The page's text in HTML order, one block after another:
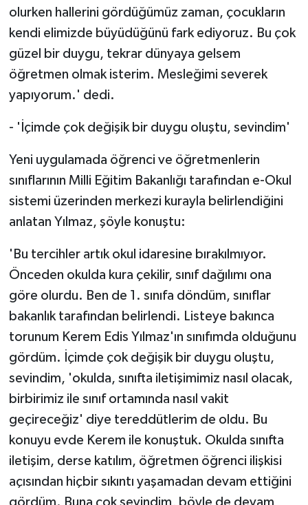
olurken hallerini gördüğümüz zaman, çocukların
kendi elimizde büyüdüğünü fark ediyoruz. Bu çok
güzel bir duygu, tekrar dünyaya gelsem
öğretmen olmak isterim. Mesleğimi severek
yapıyorum.' dedi.
- 'İçimde çok değişik bir duygu oluştu, sevindim'
Yeni uygulamada öğrenci ve öğretmenlerin
sınıflarının Milli Eğitim Bakanlığı tarafından e-Okul
sistemi üzerinden merkezi kurayla belirlendiğini
anlatan Yılmaz, şöyle konuştu:
'Bu tercihler artık okul idaresine bırakılmıyor.
Önceden okulda kura çekilir, sınıf dağılımı ona
göre olurdu. Ben de 1. sınıfa döndüm, sınıflar
bakanlık tarafından belirlendi. Listeye bakınca
torunum Kerem Edis Yılmaz'ın sınıfımda olduğunu
gördüm. İçimde çok değişik bir duygu oluştu,
sevindim, 'okulda, sınıfta iletişimimiz nasıl olacak,
birbirimiz ile sınıf ortamında nasıl vakit
geçireceğiz' diye tereddütlerim de oldu. Bu
konuyu evde Kerem ile konuştuk. Okulda sınıfta
iletişim, derse katılım, öğretmen öğrenci ilişkisi
açısından hiçbir sıkıntı yaşamadan devam ettiğini